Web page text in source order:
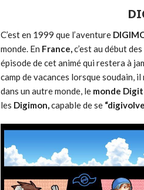
C’est en 1999 que l’aventure
monde. En France,c’est au début
épisode de cet animé qui restera à
camp de vacances lorsque soudain,
dans un autre monde, le monde
les Digimon,capable de se